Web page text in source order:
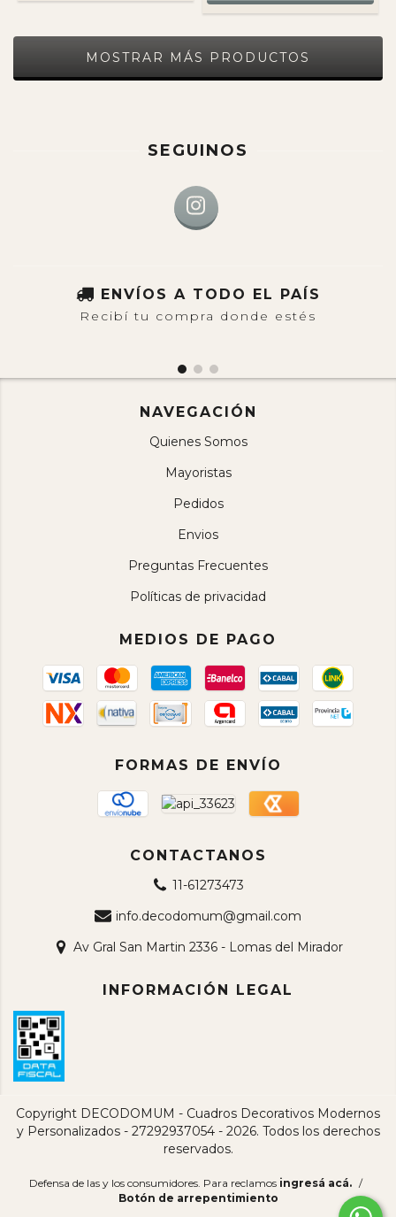
MOSTRAR MÁS PRODUCTOS
SEGUINOS
ENVÍOS A TODO EL PAÍS
Recibí tu compra donde estés
NAVEGACIÓN
Quienes Somos
Mayoristas
Pedidos
Envios
Preguntas Frecuentes
Políticas de privacidad
MEDIOS DE PAGO
FORMAS DE ENVÍO
CONTACTANOS
11-61273473
info.decodomum@gmail.com
Av Gral San Martin 2336 - Lomas del Mirador
INFORMACIÓN LEGAL
Copyright DECODOMUM - Cuadros Decorativos Modernos
y Personalizados - 27292937054 - 2026. Todos los derechos
reservados.
Defensa de las y los consumidores. Para reclamos ingresá acá. /
Botón de arrepentimiento